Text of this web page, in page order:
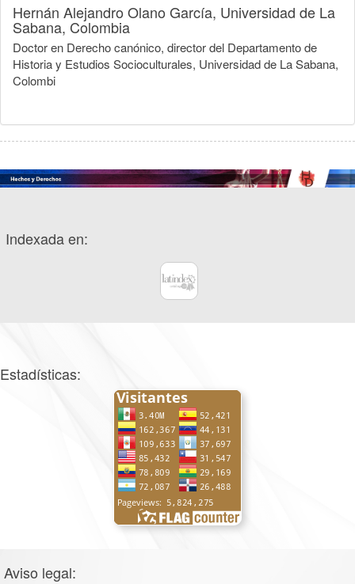
Hernán Alejandro Olano García, Universidad de La
Sabana, Colombia
Doctor en Derecho canónico, director del Departamento de
Historia y Estudios Socioculturales, Universidad de La Sabana,
Colombi
Indexada en:
Estadísticas:
Aviso legal: